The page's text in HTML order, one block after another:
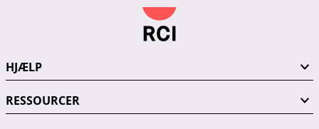
HJÆLP
RESSOURCER